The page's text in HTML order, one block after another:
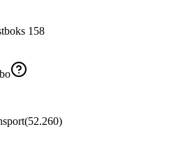
158
(52.260)